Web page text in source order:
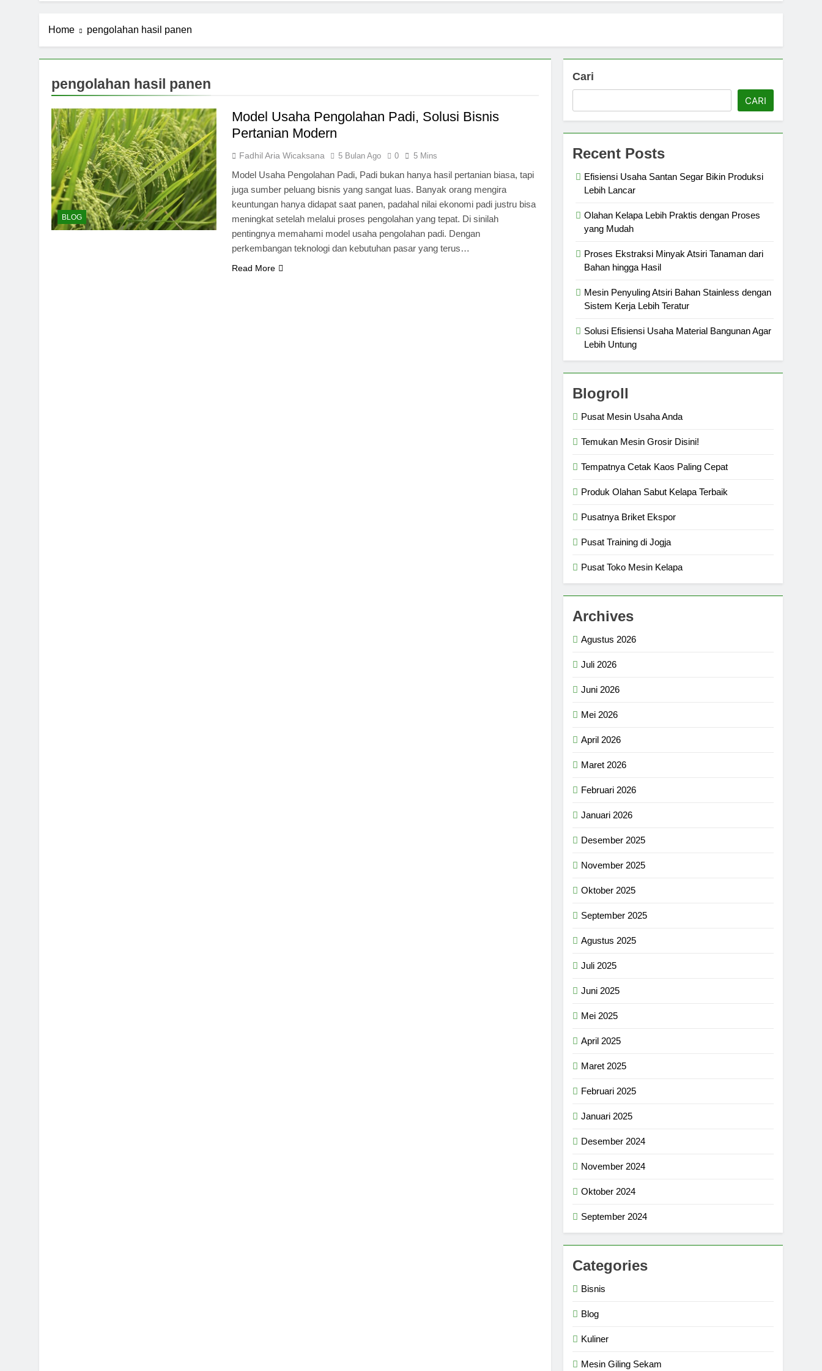
Home pengolahan hasil panen
pengolahan hasil panen
BLOG
Model Usaha Pengolahan Padi, Solusi Bisnis
Pertanian Modern
Fadhil Aria Wicaksana 5 Bulan Ago 0 5 Mins
Model Usaha Pengolahan Padi, Padi bukan hanya hasil pertanian biasa, tapi
juga sumber peluang bisnis yang sangat luas. Banyak orang mengira
keuntungan hanya didapat saat panen, padahal nilai ekonomi padi justru bisa
meningkat setelah melalui proses pengolahan yang tepat. Di sinilah
pentingnya memahami model usaha pengolahan padi. Dengan
perkembangan teknologi dan kebutuhan pasar yang terus…
Read More
Cari
CARI
Recent Posts
Efisiensi Usaha Santan Segar Bikin Produksi
Lebih Lancar
Olahan Kelapa Lebih Praktis dengan Proses
yang Mudah
Proses Ekstraksi Minyak Atsiri Tanaman dari
Bahan hingga Hasil
Mesin Penyuling Atsiri Bahan Stainless dengan
Sistem Kerja Lebih Teratur
Solusi Efisiensi Usaha Material Bangunan Agar
Lebih Untung
Blogroll
Pusat Mesin Usaha Anda
Temukan Mesin Grosir Disini!
Tempatnya Cetak Kaos Paling Cepat
Produk Olahan Sabut Kelapa Terbaik
Pusatnya Briket Ekspor
Pusat Training di Jogja
Pusat Toko Mesin Kelapa
Archives
Agustus 2026
Juli 2026
Juni 2026
Mei 2026
April 2026
Maret 2026
Februari 2026
Januari 2026
Desember 2025
November 2025
Oktober 2025
September 2025
Agustus 2025
Juli 2025
Juni 2025
Mei 2025
April 2025
Maret 2025
Februari 2025
Januari 2025
Desember 2024
November 2024
Oktober 2024
September 2024
Categories
Bisnis
Blog
Kuliner
Mesin Giling Sekam